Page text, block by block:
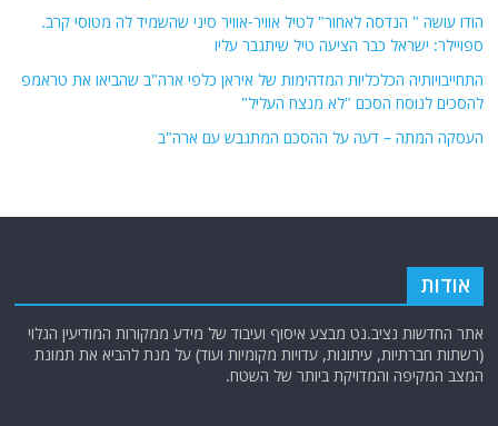
הודו עושה " הנדסה לאחור" לטיל אוויר-אוויר סיני שהשמיד לה מטוסי קרב.
ספויילר: ישראל כבר הציעה טיל שיתגבר עליו
התחייבויותיה הכלכליות המדהימות של איראן כלפי ארה"ב שהביאו את טראמפ
להסכים לנוסח הסכם "לא מנצח העליל"
העסקה המתה – דעה על ההסכם המתגבש עם ארה"ב
אודות
אתר החדשות נציב.נט מבצע איסוף ועיבוד של מידע ממקורות המודיעין הגלוי
(רשתות חברתיות, עיתונות, עדויות מקומיות ועוד) על מנת להביא את תמונת
המצב המקיפה והמדויקת ביותר של השטח.